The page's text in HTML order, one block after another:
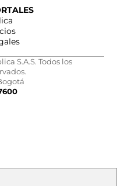
S.A.S. Todos los